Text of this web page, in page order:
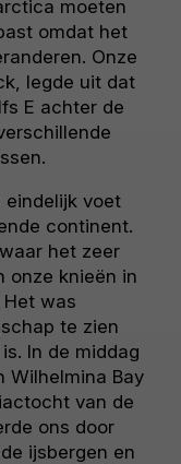
moeten
omdat het
Onze
legde uit dat
E achter de
eindelijk voet
continent.
het zeer
onze knieën in
was
te zien
In de middag
Wilhelmina Bay
van de
ons door
ijsbergen en